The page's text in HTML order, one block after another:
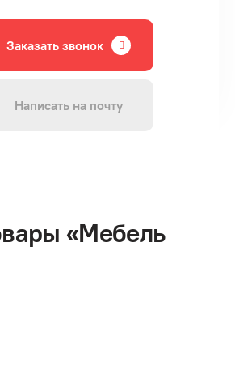
Заказать звонок
Написать на почту
«Мебель